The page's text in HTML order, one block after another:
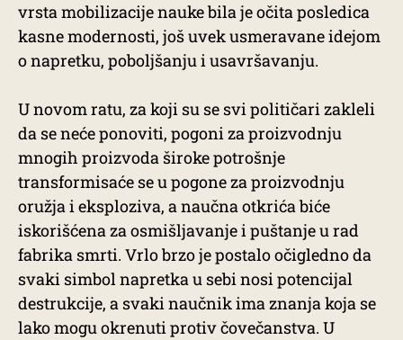
vrsta mobilizacije nauke bila je očita posledica
kasne modernosti, još uvek usmeravane idejom
o napretku, poboljšanju i usavršavanju.
U novom ratu, za koji su se svi političari zakleli
da se neće ponoviti, pogoni za proizvodnju
mnogih proizvoda široke potrošnje
transformisaće se u pogone za proizvodnju
oružja i eksploziva, a naučna otkrića biće
iskorišćena za osmišljavanje i puštanje u rad
fabrika smrti. Vrlo brzo je postalo očigledno da
svaki simbol napretka u sebi nosi potencijal
destrukcije, a svaki naučnik ima znanja koja se
lako mogu okrenuti protiv čovečanstva. U